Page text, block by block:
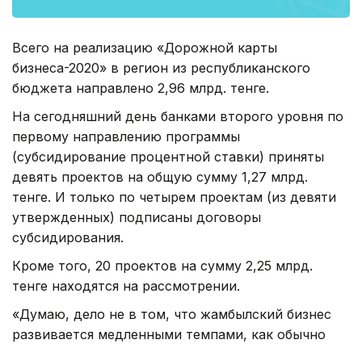
Всего на реализацию «Дорожной карты
бизнеса-2020» в регион из республиканского
бюджета направлено 2,96 млрд. тенге.
На сегодняшний день банками второго уровня по
первому направлению программы
(субсидирование процентной ставки) приняты
девять проектов на общую сумму 1,27 млрд.
тенге. И только по четырем проектам (из девяти
утвержденных) подписаны договоры
субсидирования.
Кроме того, 20 проектов на сумму 2,25 млрд.
тенге находятся на рассмотрении.
«Думаю, дело не в том, что жамбылский бизнес
развивается медленными темпами, как обычно